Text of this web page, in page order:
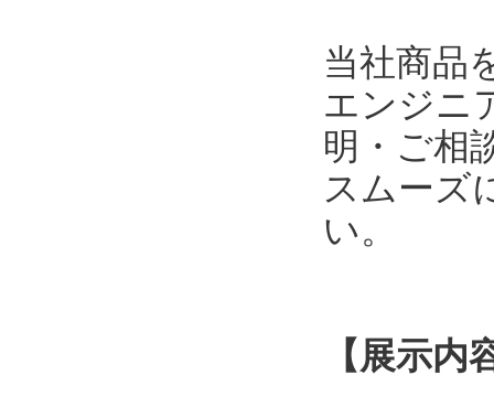
当社商品
エンジニ
明・ご相
スムーズ
い。
【展示内